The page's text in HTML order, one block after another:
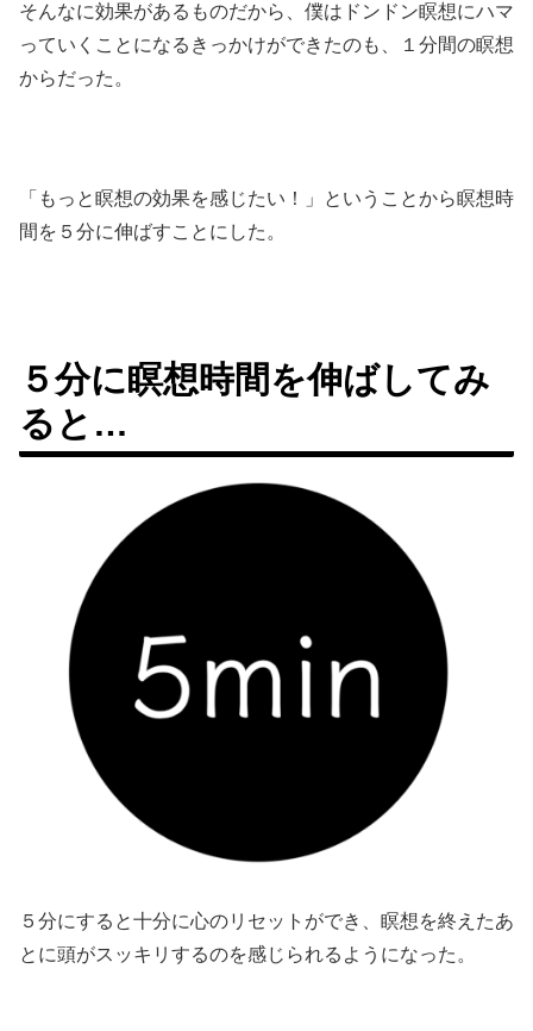
そんなに効果があるものだから、僕はドンドン瞑想にハマ
っていくことになるきっかけができたのも、１分間の瞑想
からだった。
「もっと瞑想の効果を感じたい！」ということから瞑想時
間を５分に伸ばすことにした。
５分に瞑想時間を伸ばしてみ
ると…
５分にすると十分に心のリセットができ、瞑想を終えたあ
とに頭がスッキリするのを感じられるようになった。